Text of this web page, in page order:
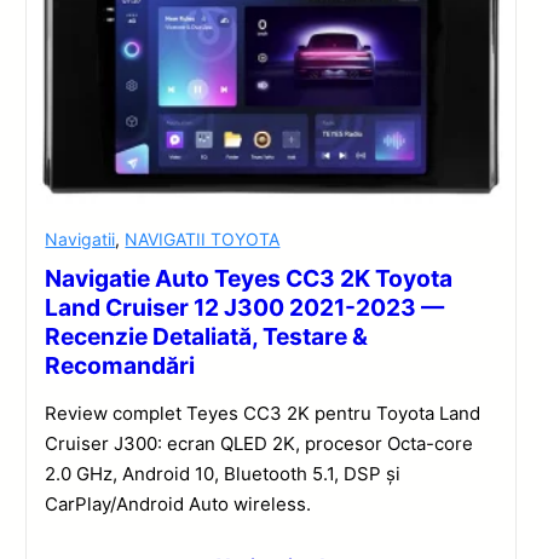
Navigatii, NAVIGATII TOYOTA
Navigatie Auto Teyes CC3 2K Toyota
Land Cruiser 12 J300 2021-2023 —
Recenzie Detaliată, Testare &
Recomandări
Review complet Teyes CC3 2K pentru Toyota Land
Cruiser J300: ecran QLED 2K, procesor Octa-core
2.0 GHz, Android 10, Bluetooth 5.1, DSP și
CarPlay/Android Auto wireless.